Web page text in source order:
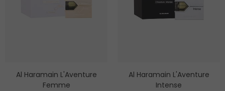
Al Haramain L'Aventure
Femme
Al Haramain L'Aventure
Intense